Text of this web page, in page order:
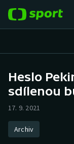
Hokej
Atletika
Heslo
sdílenou
17. 9. 2021
Archiv